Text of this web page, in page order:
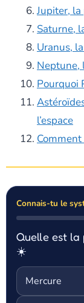
Jupiter,
Saturne,
Uranus,
Neptune,
Pourquoi
l’espace
Connais-tu le
Quelle est la
☀️
Mercure